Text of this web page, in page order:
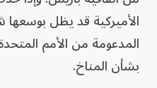
الأميركية قد يظل
المدعومة من الأمم
بشأن المناخ.